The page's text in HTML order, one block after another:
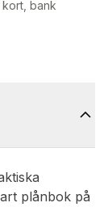
kort, bank
plånbok på